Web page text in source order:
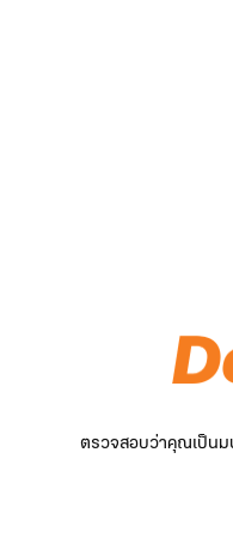
ตรวจสอบว่าคุณเป็นม